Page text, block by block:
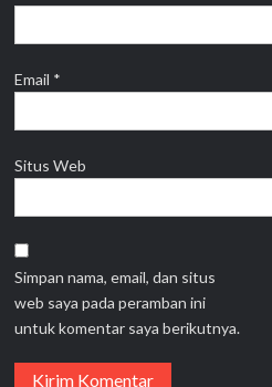
Email *
Situs Web
Simpan nama, email, dan situs
web saya pada peramban ini
untuk komentar saya berikutnya.